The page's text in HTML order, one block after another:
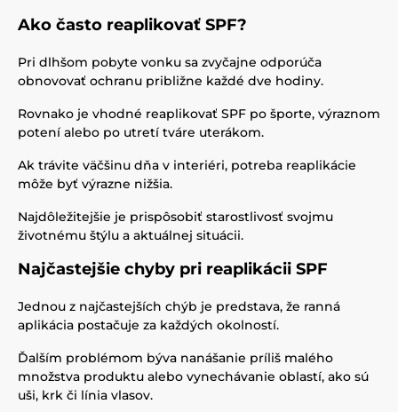
Ako často reaplikovať SPF?
Pri dlhšom pobyte vonku sa zvyčajne odporúča
obnovovať ochranu približne každé dve hodiny.
Rovnako je vhodné reaplikovať SPF po športe, výraznom
potení alebo po utretí tváre uterákom.
Ak trávite väčšinu dňa v interiéri, potreba reaplikácie
môže byť výrazne nižšia.
Najdôležitejšie je prispôsobiť starostlivosť svojmu
životnému štýlu a aktuálnej situácii.
Najčastejšie chyby pri reaplikácii SPF
Jednou z najčastejších chýb je predstava, že ranná
aplikácia postačuje za každých okolností.
Ďalším problémom býva nanášanie príliš malého
množstva produktu alebo vynechávanie oblastí, ako sú
uši, krk či línia vlasov.